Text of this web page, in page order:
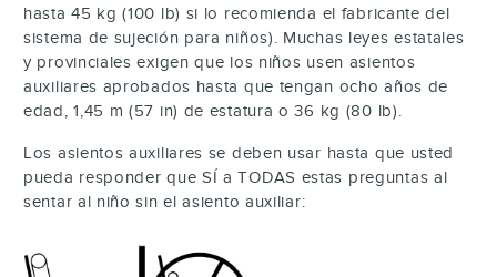
hasta 45 kg (100 lb) si lo recomienda el fabricante del
sistema de sujeción para niños). Muchas leyes estatales
y provinciales exigen que los niños usen asientos
auxiliares aprobados hasta que tengan ocho años de
edad, 1,45 m (57 in) de estatura o 36 kg (80 lb).
Los asientos auxiliares se deben usar hasta que usted
pueda responder que SÍ a TODAS estas preguntas al
sentar al niño sin el asiento auxiliar: